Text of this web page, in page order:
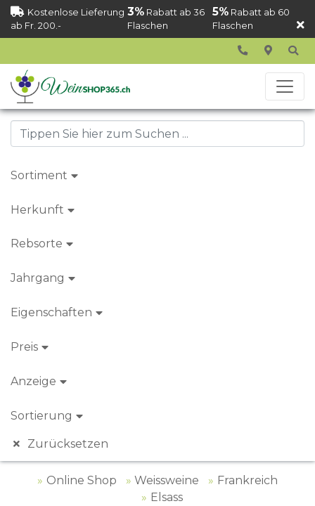
Kostenlose Lieferung
ab Fr. 200.-
3% Rabatt ab 36
Flaschen
5%Rabatt ab 60
Flaschen
Sortiment
Herkunft
Rebsorte
Jahrgang
Eigenschaften
Preis
Anzeige
Sortierung
Zurücksetzen
Online Shop Weissweine
Frankreich
Elsass